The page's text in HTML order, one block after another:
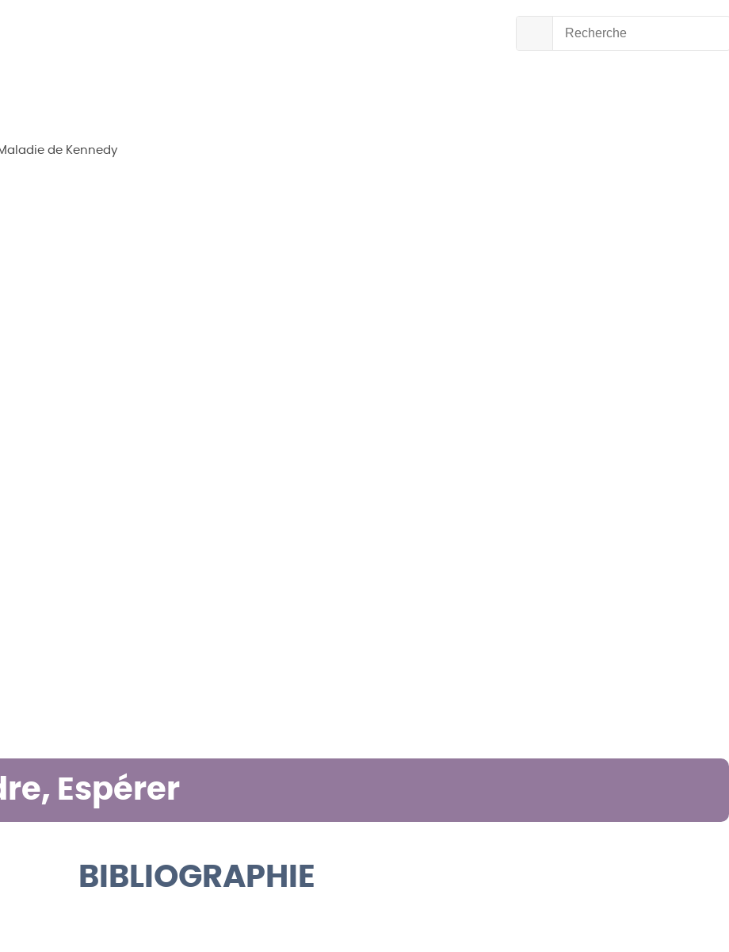
de Kennedy
Espérer
BIBLIOGRAPHIE